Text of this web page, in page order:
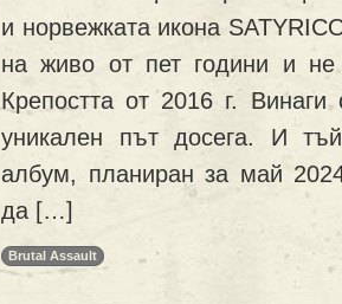
и норвежката икона
на живо от пет години и
Крепостта от 2016 г.
уникален път досега. И
албум, планиран за май
да […]
Brutal Assault